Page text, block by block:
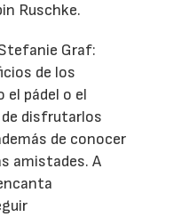
Ruschke.
Graf:
de los
el pádel o el
de disfrutarlos
de conocer
amistades. A